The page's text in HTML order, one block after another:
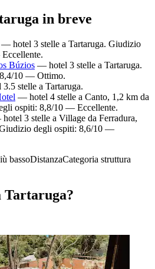
in breve
— hotel 3 stelle a Tartaruga. Giudizio
Búzios — hotel 3 stelle a Tartaruga.
10 — Ottimo.
stelle a Tartaruga.
— hotel 4 stelle a Canto, 1,2 km da
ospiti: 8,8/10 — Eccellente.
3 stelle a Village da Ferradura,
degli ospiti: 8,6/10 —
bassoDistanzaCategoria struttura
Tartaruga?